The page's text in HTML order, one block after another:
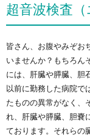
超音波検査
皆さん、お腹やみぞお
いませんか？もちろん
には、肝臓や膵臓、胆
以前に勤務した病院で
たものの異常がなく、
れ、肝臓や膵臓、胆嚢
ております。それらの